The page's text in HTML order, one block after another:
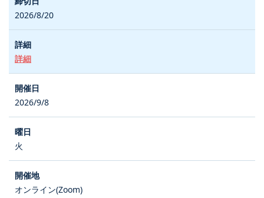
2026/8/20
詳細
2026/9/8
火
オンライン(Zoom)